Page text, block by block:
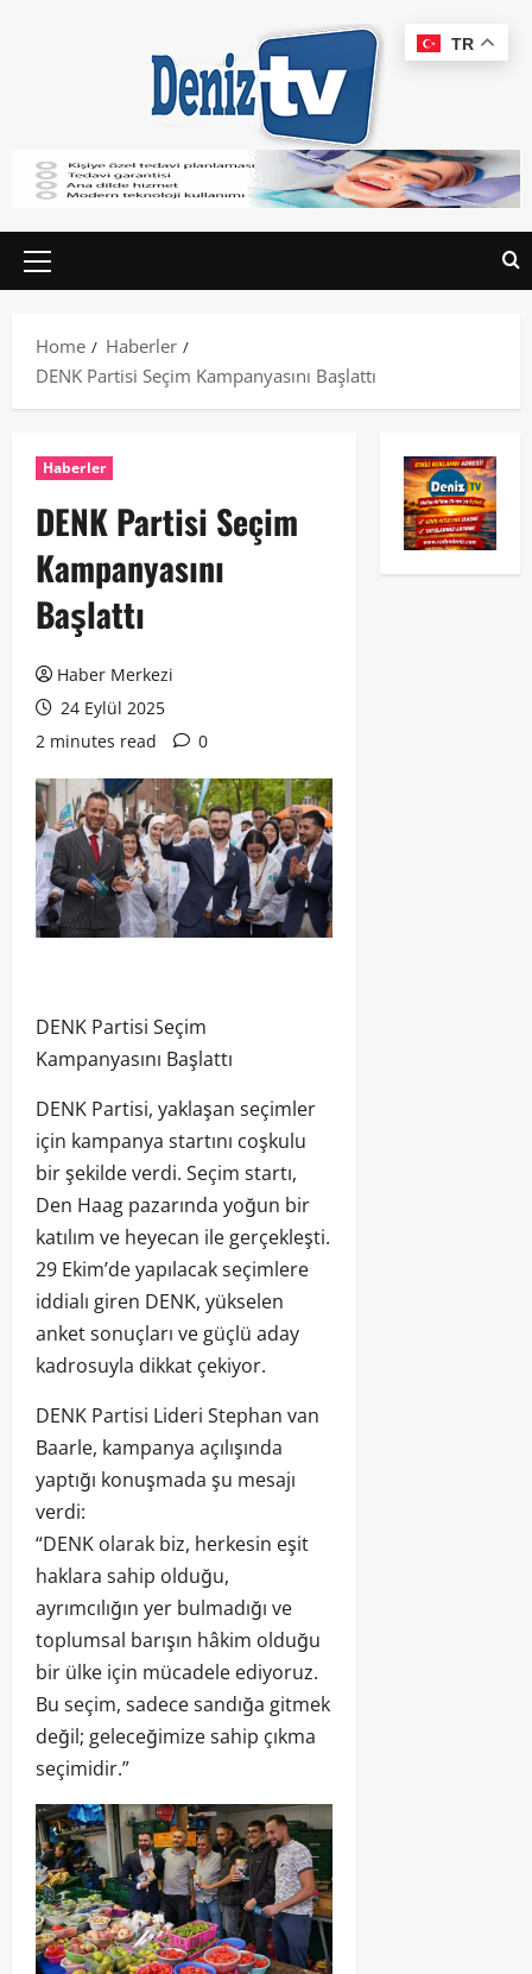
Home
Haberler
DENK Partisi Seçim Kampanyasını Başlattı
Haberler
DENK Partisi Seçim
Kampanyasını
Başlattı
Haber Merkezi
24 Eylül 2025
2 minutes read
0
DENK Partisi Seçim
Kampanyasını Başlattı
DENK Partisi, yaklaşan seçimler
için kampanya startını coşkulu
bir şekilde verdi. Seçim startı,
Den Haag pazarında yoğun bir
katılım ve heyecan ile gerçekleşti.
29 Ekim’de yapılacak seçimlere
iddialı giren DENK, yükselen
anket sonuçları ve güçlü aday
kadrosuyla dikkat çekiyor.
DENK Partisi Lideri Stephan van
Baarle, kampanya açılışında
yaptığı konuşmada şu mesajı
verdi:
“DENK olarak biz, herkesin eşit
haklara sahip olduğu,
ayrımcılığın yer bulmadığı ve
toplumsal barışın hâkim olduğu
bir ülke için mücadele ediyoruz.
Bu seçim, sadece sandığa gitmek
değil; geleceğimize sahip çıkma
seçimidir.”
TR